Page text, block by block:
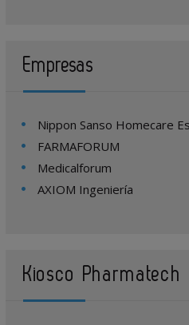
Empresas
Nippon Sanso Homecare
FARMAFORUM
Medicalforum
AXIOM Ingeniería
Kiosco Pharmatech